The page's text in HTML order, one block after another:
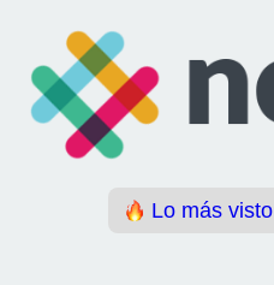
Lo más visto